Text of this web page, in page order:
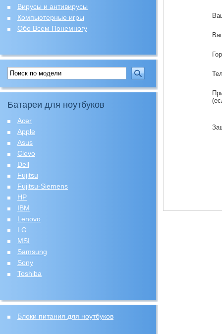
Вирусы и антивирусы
Компьютерные игры
Обо Всем Понемногу
Батареи для ноутбуков
Acer
Apple
Asus
Clevo
Dell
Fujitsu
Fujitsu-Siemens
HP
IBM
Lenovo
LG
MSI
Samsung
Sony
Toshiba
Блоки питания для ноутбуков